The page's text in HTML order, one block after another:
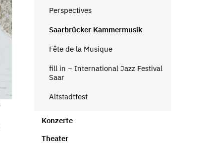
Perspectives
Saarbrücker Kammermusik
Fête de la Musique
fill in − International Jazz Festival
Saar
Altstadtfest
Konzerte
Theater